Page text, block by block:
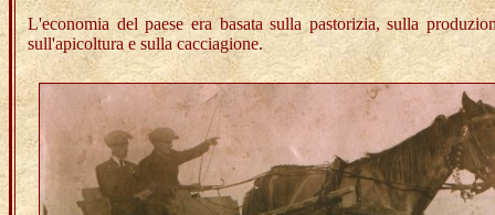
L'economia del paese era basata sulla pastorizia, sulla
sull'apicoltura e sulla cacciagione.